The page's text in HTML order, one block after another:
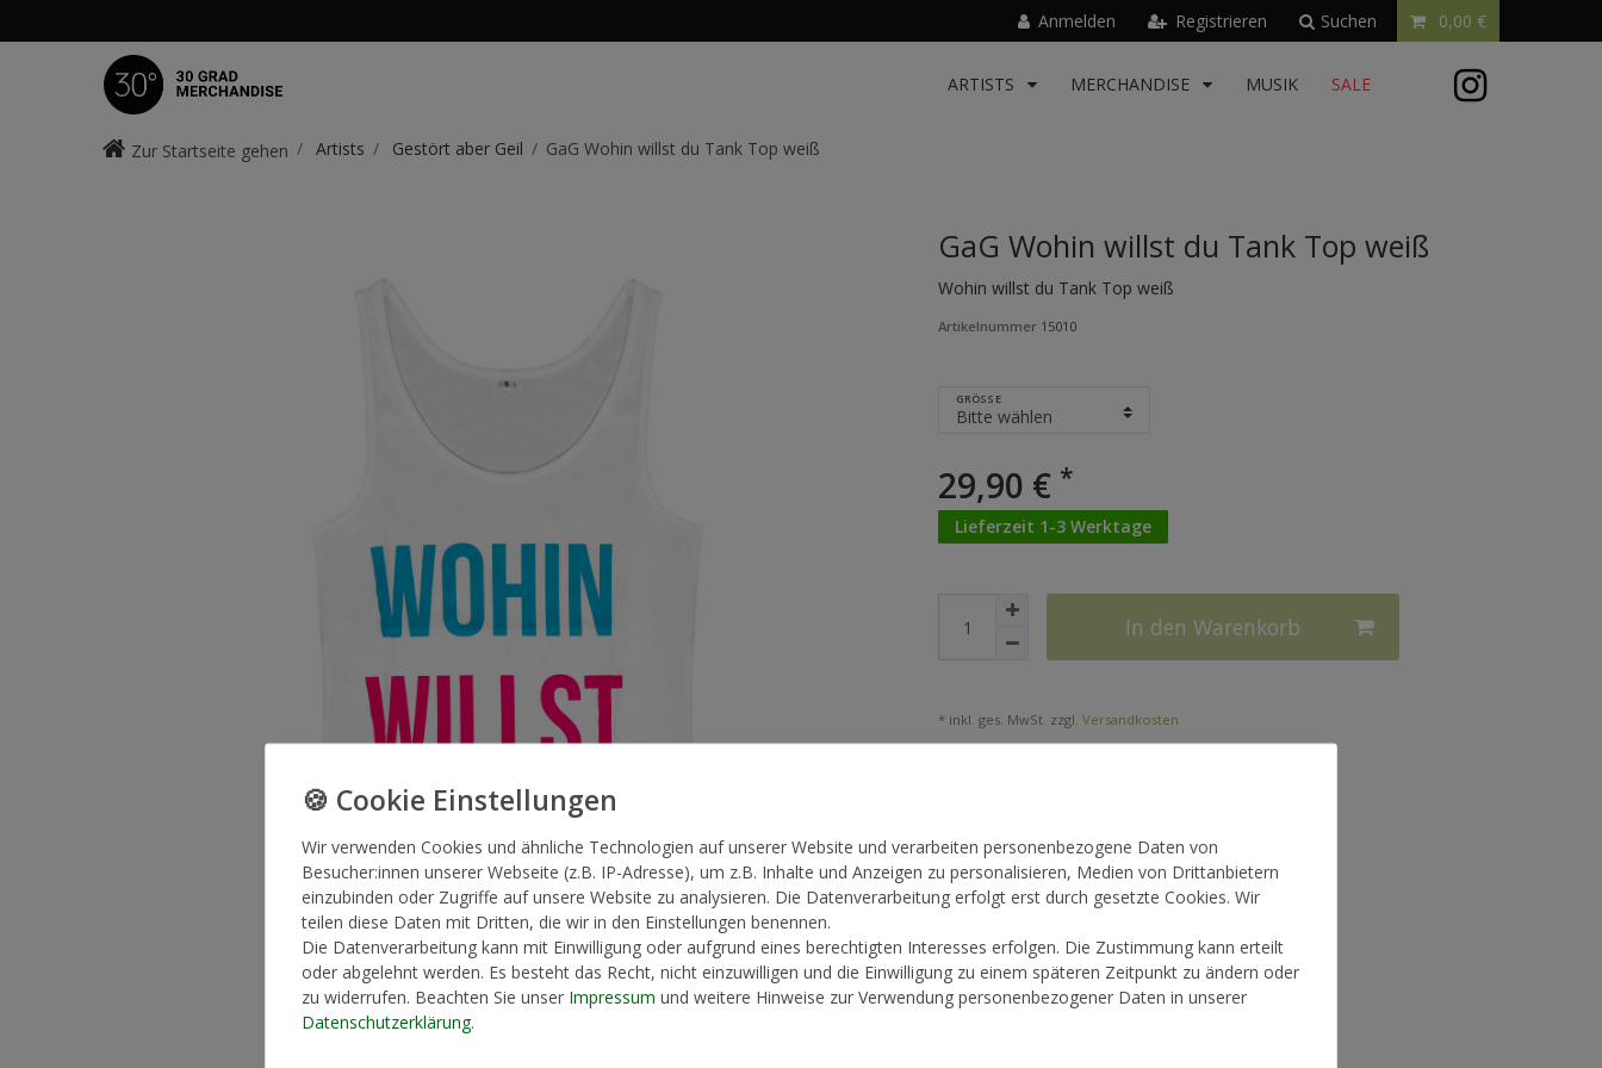
Anmelden Registrieren Suchen 0,00 €
ARTISTS MERCHANDISE MUSIK SALE
Zur Startseite gehen Artists Gestört aber Geil GaG Wohin willst du Tank Top weiß
GaG Wohin willst du Tank Top weiß
Wohin willst du Tank Top weiß
Artikelnummer 15010
GRÖSSE
29,90 € *
Lieferzeit 1-3 Werktage
In den Warenkorb
* inkl. ges. MwSt. zzgl. Versandkosten
Wir verwenden Cookies und ähnliche Technologien auf unserer Website und verarbeiten personenbezogene Daten von
Besucher:innen unserer Webseite (z.B. IP-Adresse), um z.B. Inhalte und Anzeigen zu personalisieren, Medien von Drittanbietern
einzubinden oder Zugriffe auf unsere Website zu analysieren. Die Datenverarbeitung erfolgt erst durch gesetzte Cookies. Wir
teilen diese Daten mit Dritten, die wir in den Einstellungen benennen.
Die Datenverarbeitung kann mit Einwilligung oder aufgrund eines berechtigten Interesses erfolgen. Die Zustimmung kann erteilt
oder abgelehnt werden. Es besteht das Recht, nicht einzuwilligen und die Einwilligung zu einem späteren Zeitpunkt zu ändern oder
zu widerrufen. Beachten Sie unser Impressum und weitere Hinweise zur Verwendung personenbezogener Daten in unserer
Daten­schutz­erklärung.